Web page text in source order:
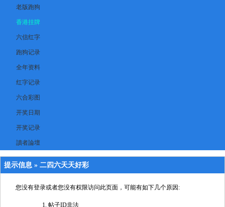
老版跑狗
香港挂牌
六信红字
跑狗记录
全年资料
红字记录
六合彩图
开奖日期
开奖记录
讀者論壇
提示信息 » 二四六天天好彩
您没有登录或者您没有权限访问此页面，可能有如下几个原因:
帖子ID非法